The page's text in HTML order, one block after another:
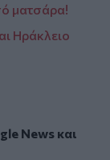
ματσάρα!
Ηράκλειο
Newsκαι